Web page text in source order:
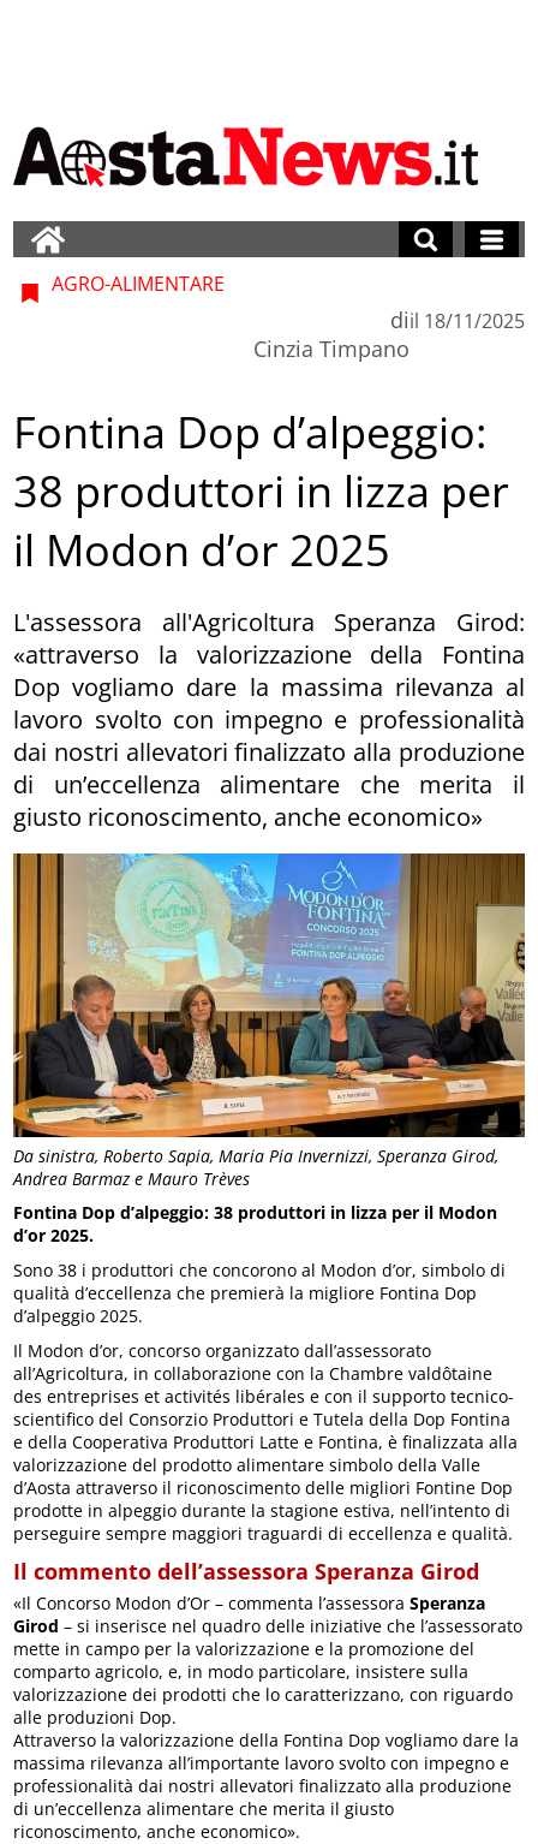
Da sinistra, Roberto Sapia, Maria Pia Invernizzi, Speranza Girod,
Andrea Barmaz e Mauro Trèves
AGRO-ALIMENTARE
di
Cinzia Timpano
il 18/11/2025
Fontina Dop d’alpeggio:
38 produttori in lizza per
il Modon d’or 2025
L'assessora all'Agricoltura Speranza Girod:
«attraverso la valorizzazione della Fontina
Dop vogliamo dare la massima rilevanza al
lavoro svolto con impegno e professionalità
dai nostri allevatori finalizzato alla produzione
di un’eccellenza alimentare che merita il
giusto riconoscimento, anche economico»
Fontina Dop d’alpeggio: 38 produttori in lizza per il Modon
d’or 2025.
Sono 38 i produttori che concorono al Modon d’or, simbolo di
qualità d’eccellenza che premierà la migliore Fontina Dop
d’alpeggio 2025.
Il Modon d’or, concorso organizzato dall’assessorato
all’Agricoltura, in collaborazione con la Chambre valdôtaine
des entreprises et activités libérales e con il supporto tecnico-
scientifico del Consorzio Produttori e Tutela della Dop Fontina
e della Cooperativa Produttori Latte e Fontina, è finalizzata alla
valorizzazione del prodotto alimentare simbolo della Valle
d’Aosta attraverso il riconoscimento delle migliori Fontine Dop
prodotte in alpeggio durante la stagione estiva, nell’intento di
perseguire sempre maggiori traguardi di eccellenza e qualità.
Il commento dell’assessora Speranza Girod
«Il Concorso Modon d’Or – commenta l’assessoraSperanza
Girod – si inserisce nel quadro delle iniziative che l’assessorato
mette in campo per la valorizzazione e la promozione del
comparto agricolo, e, in modo particolare, insistere sulla
valorizzazione dei prodotti che lo caratterizzano, con riguardo
alle produzioni Dop.
Attraverso la valorizzazione della Fontina Dop vogliamo dare la
massima rilevanza all’importante lavoro svolto con impegno e
professionalità dai nostri allevatori finalizzato alla produzione
di un’eccellenza alimentare che merita il giusto
riconoscimento, anche economico».